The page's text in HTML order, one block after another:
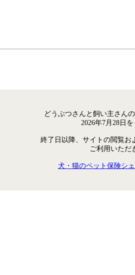
どうぶつさんと飼い主さん
2026年7月28日
終了日以降、サイトの閲覧お
ご利用いただ
犬・猫のペット保険シ